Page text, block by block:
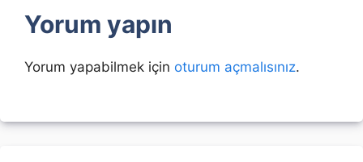
Yorum yapın
Yorum yapabilmek için oturum açmalısınız.